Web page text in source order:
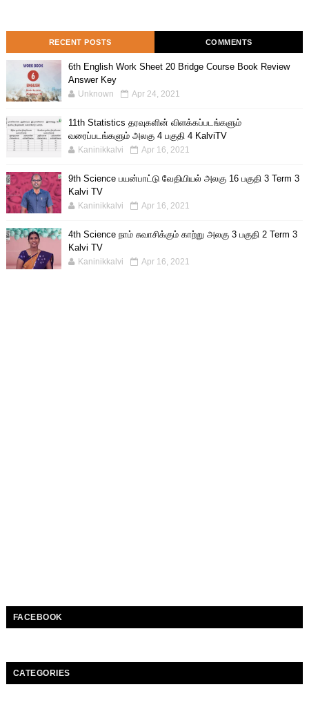
RECENT POSTS COMMENTS
6th English Work Sheet 20 Bridge Course Book Review
Answer Key
Unknown Apr 24, 2021
11th Statistics தரவுகளின் விளக்கப்படங்களும்
வரைப்படங்களும் அலகு 4 பகுதி 4 KalviTV
Kaninikkalvi Apr 16, 2021
9th Science பயன்பாட்டு வேதியியல் அலகு 16 பகுதி 3 Term 3
Kalvi TV
Kaninikkalvi Apr 16, 2021
4th Science நாம் சுவாசிக்கும் காற்று அலகு 3 பகுதி 2 Term 3
Kalvi TV
Kaninikkalvi Apr 16, 2021
FACEBOOK
CATEGORIES